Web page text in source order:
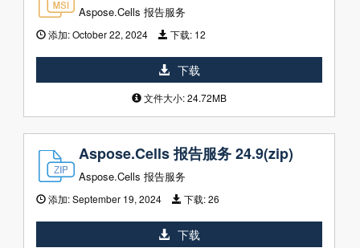
Aspose.Cells 报告服务
添加:October 22, 2024 下载: 12
下载
文件大小: 24.72MB
Aspose.Cells 报告服务 24.9(zip)
Aspose.Cells 报告服务
添加:September 19, 2024 下载:26
下载